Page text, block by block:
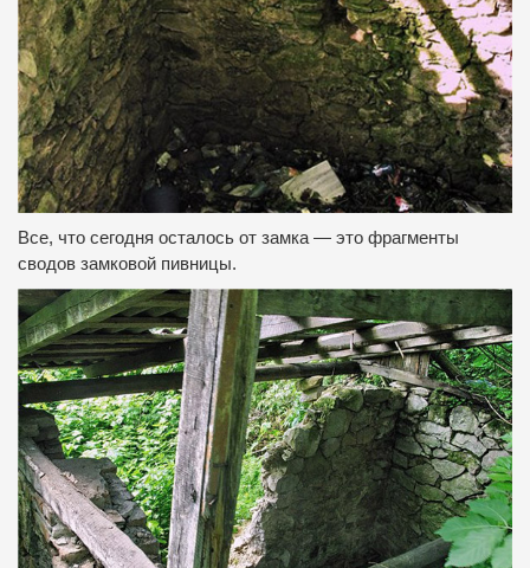
Все, что сегодня осталось от замка — это фрагменты
сводов замковой пивницы.